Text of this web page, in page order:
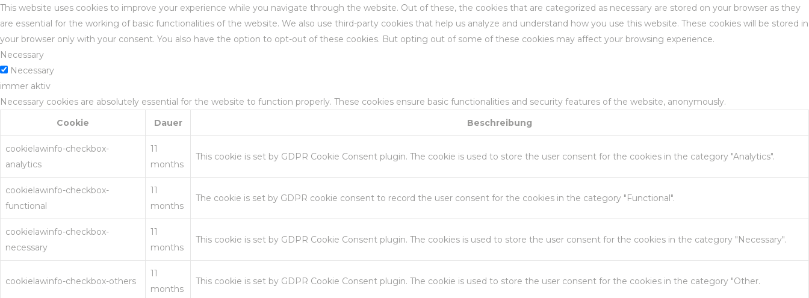
This website uses cookies to improve your experience while you navigate through the website. Out of these, the cookies that are categorized as necessary are stored on your browser as they
are essential for the working of basic functionalities of the website. We also use third-party cookies that help us analyze and understand how you use this website. These cookies will be stored in
your browser only with your consent. You also have the option to opt-out of these cookies. But opting out of some of these cookies may affect your browsing experience.
Necessary
Necessary
immer aktiv
Necessary cookies are absolutely essential for the website to function properly. These cookies ensure basic functionalities and security features of the website, anonymously.
Cookie
Dauer Beschreibung
cookielawinfo-checkbox-
analytics
11
months
This cookie is set by GDPR Cookie Consent plugin. The cookie is used to store the user consent for the cookies in the category "Analytics".
cookielawinfo-checkbox-
functional
11
months
The cookie is set by GDPR cookie consent to record the user consent for the cookies in the category "Functional".
cookielawinfo-checkbox-
necessary
11
months
This cookie is set by GDPR Cookie Consent plugin. The cookies is used to store the user consent for the cookies in the category "Necessary".
cookielawinfo-checkbox-others
11
months
This cookie is set by GDPR Cookie Consent plugin. The cookie is used to store the user consent for the cookies in the category "Other.